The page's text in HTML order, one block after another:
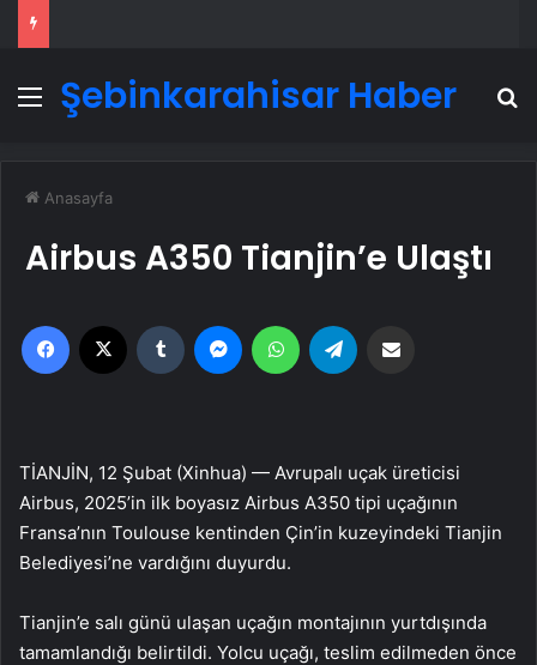
Menü
Şebinkarahisar Haber
Anasayfa
Airbus A350 Tianjin’e Ulaştı
Facebook Tumblr MessengerWhatsApp
TİANJİN, 12 Şubat (Xinhua) — Avrupalı uçak üreticisi
Airbus, 2025’in ilk boyasız Airbus A350 tipi uçağının
Fransa’nın Toulouse kentinden Çin’in kuzeyindeki Tianjin
Belediyesi’ne vardığını duyurdu.
Tianjin’e salı günü ulaşan uçağın montajının yurtdışında
tamamlandığı belirtildi. Yolcu uçağı, teslim edilmeden önce